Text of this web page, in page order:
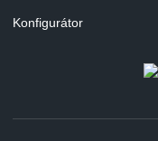
Konfigurátor